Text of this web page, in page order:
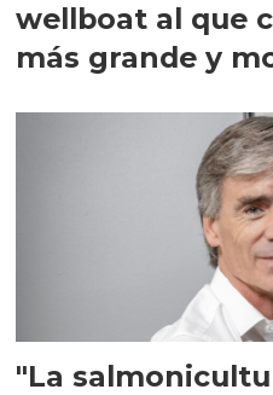
wellboat al que
más grande y
"La